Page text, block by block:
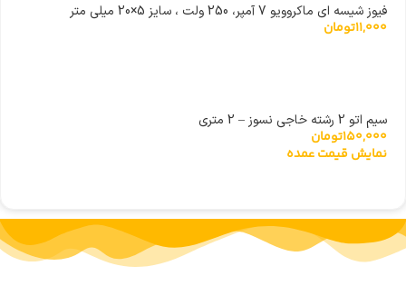
فیوز شیسه ای ماکروویو 7 آمپر، 250 ولت ، سایز 5×20 میلی متر
11,000تومان
سیم اتو 2 رشته خاجی نسوز – 2 متری
150,000تومان
نمایش قیمت عمده